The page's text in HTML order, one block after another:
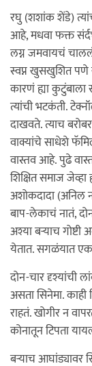
रघु (शशांक शेंडे)
आहे, मधवा फक्त
लग्न जमवायचं
स्वप्न खुसखुशित पणे
कारणं ह्या कुटुंबाला
त्यांची भटकंती.
दाखवते. त्याच
वाक्यांचे साधेशे
वास्तव आहे. पुढे
शिक्षित समाज
अशोकदादा (अनिल
बाप-लेकाचं नातं,
अश्या बर्‍याच
येतात. सगळंयात
दोन-चार दृश्यांची
असता सिनेमा.
राहतं. खोगीर न
कोनातून टिपता
बर्‍याच आघांड्यावर